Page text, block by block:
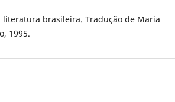
literatura brasileira. Tradução de Maria
1995.